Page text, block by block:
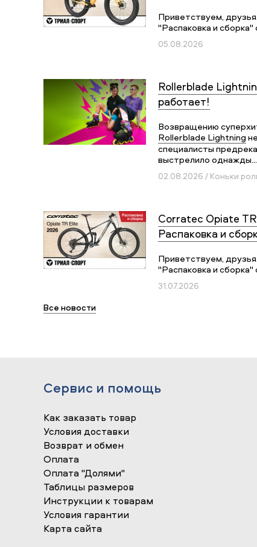
Приветствуем,
"Распаковка и
05.08.2026
Rollerblade
работает!
Возвращению
Rollerblade Lightning
специалисты
выстрелило однажды...
02.08.2026 / Коньки
Corratec Opiate
Распаковка и
Приветствуем,
"Распаковка и
31.07.2026
Все новости
Сервис и помощь
Как заказать товар
Условия доставки
Возврат и обмен
Оплата
Оплата "Долями"
Таблицы размеров
Инструкции к товарам
Условия гарантии
Карта сайта